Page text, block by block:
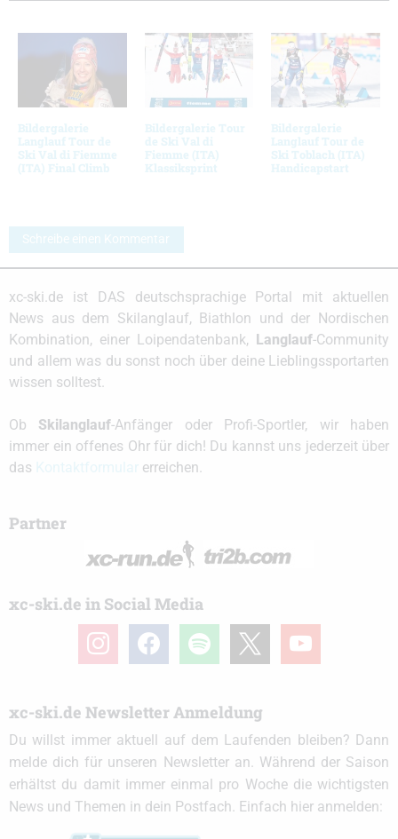
Bildergalerie
Langlauf Tour de
Ski Val di Fiemme
(ITA) Final Climb
Bildergalerie Tour
de Ski Val di
Fiemme (ITA)
Klassiksprint
Bildergalerie
Langlauf Tour de
Ski Toblach (ITA)
Handicapstart
Schreibe einen Kommentar
xc-ski.de ist DAS deutschsprachige Portal mit aktuellen
News aus dem Skilanglauf, Biathlon und der Nordischen
Kombination, einer Loipendatenbank, Langlauf-Community
und allem was du sonst noch über deine Lieblingssportarten
wissen solltest.
Ob Skilanglauf-Anfänger oder Profi-Sportler, wir haben
immer ein offenes Ohr für dich! Du kannst uns jederzeit über
das
erreichen.
Partner
xc-ski.de in Social Media
instagramfacebook spotify youtube
xc-ski.de Newsletter Anmeldung
Du willst immer aktuell auf dem Laufenden bleiben? Dann
melde dich für unseren Newsletter an. Während der Saison
erhältst du damit immer einmal pro Woche die wichtigsten
News und Themen in dein Postfach. Einfach hier anmelden: